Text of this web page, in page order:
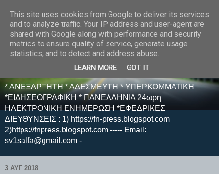
E F E N P R E S S -
ΗΛΕΚΤΡΟΝΙΚΗ
ΕΦΗΜΕΡΙΔΑ
* ΑΝΕΞΑΡΤΗΤΗ * ΑΔΕΣΜΕΥΤΗ * ΥΠΕΡΚΟΜΜΑΤΙΚΗ
*ΕΙΔΗΣΕΟΓΡΑΦΙΚΗ * ΠΑΝΕΛΛΗΝΙΑ 24ωρη
ΗΛΕΚΤΡΟΝΙΚΗ ΕΝΗΜΕΡΩΣΗ *ΕΦΕΔΡΙΚΕΣ
ΔΙΕΥΘΥΝΣΕΙΣ : 1) https://fn-press.blogspot.com
2)https://fnpress.blogspot.com ----- Email:
sv1salfa@gmail.com -
3 ΑΥΓ 2018
This site uses cookies from Google to deliver its services
and to analyze traffic. Your IP address and user-agent are
shared with Google along with performance and security
metrics to ensure quality of service, generate usage
statistics, and to detect and address abuse.
LEARN MORE GOT IT